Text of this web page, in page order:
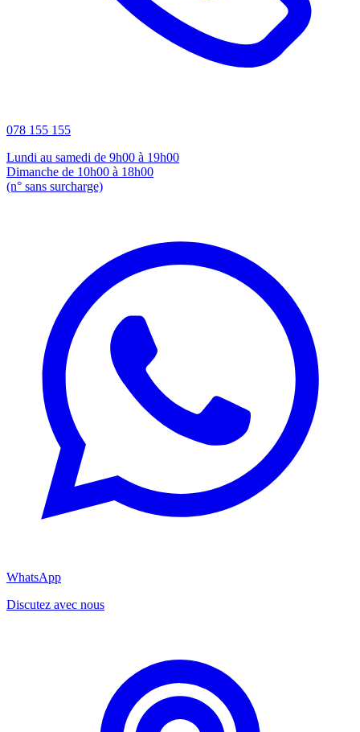
078 155 155
Lundi au samedi de 9h00 à 19h00
Dimanche de 10h00 à 18h00
(n° sans surcharge)
WhatsApp
Discutez avec nous